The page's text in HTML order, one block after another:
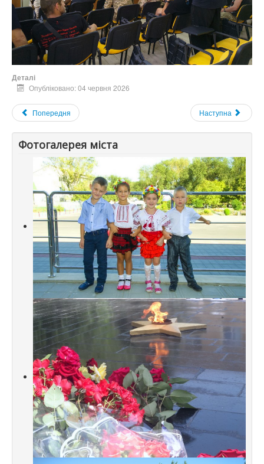
Деталі
Опубліковано: 04 червня 2026
Попередня Наступна
Фотогалерея міста